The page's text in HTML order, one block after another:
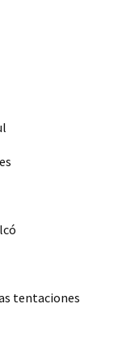
tentaciones